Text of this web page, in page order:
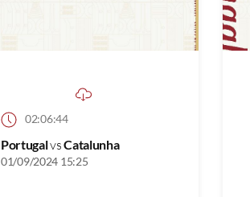
02:06:44
PortugalvsCatalunha
01/09/2024 15:25